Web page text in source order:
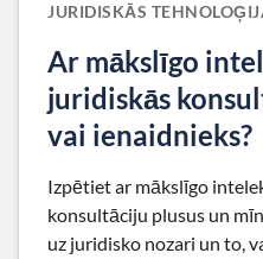
JURIDISKĀS
Ar mākslīgo
juridiskās
vai ienaidnieks?
Izpētiet ar mākslīgo
konsultāciju plusus un
uz juridisko nozari un to,